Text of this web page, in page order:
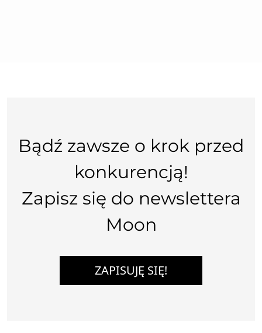
Bądź zawsze o krok przed
konkurencją!
Zapisz się do newslettera
Moon
ZAPISUJĘ SIĘ!